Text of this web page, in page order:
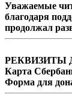
Уважаемые
благодаря
продолжал
РЕКВИЗИТЫ
Карта
Форма для